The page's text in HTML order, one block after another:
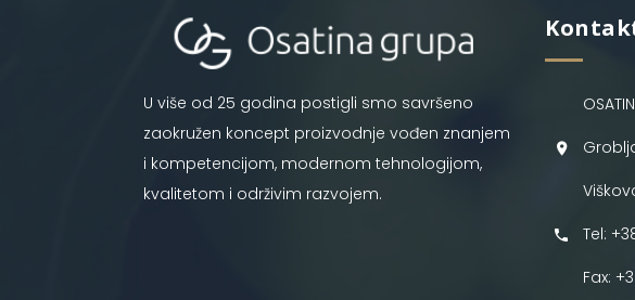
U više od 25 godina postigli smo savršeno
zaokružen koncept proizvodnje vođen znanjem
i kompetencijom, modernom tehnologijom,
kvalitetom i održivim razvojem.
Tel:
Fax: